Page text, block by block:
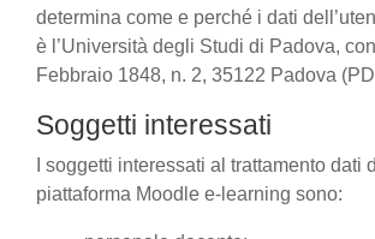
determina come e perché i dati
è l’Università degli Studi di Padova,
Febbraio 1848, n. 2, 35122 Padova
Soggetti interessati
I soggetti interessati al trattamento dati
piattaforma Moodle e-learning sono: